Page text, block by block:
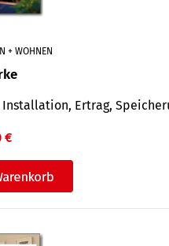
+ WOHNEN
Ertrag,
€